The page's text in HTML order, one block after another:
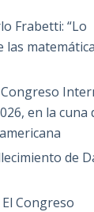
Frabetti: “Lo
las
Congreso
en la cuna
de
El Congreso